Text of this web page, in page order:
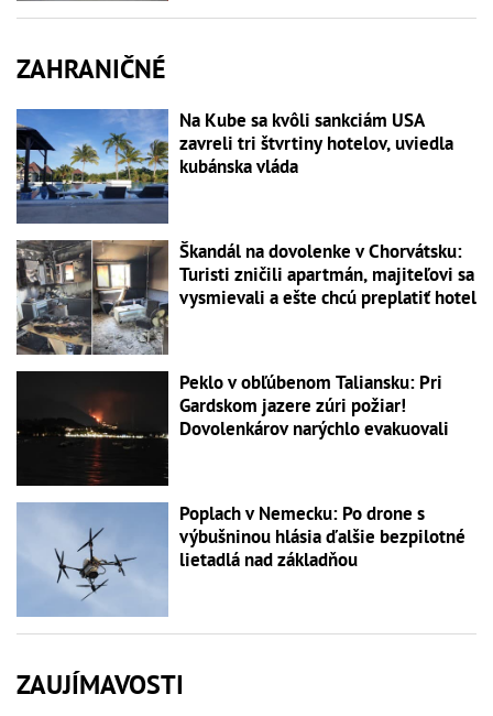
ZAHRANIČNÉ
Na Kube sa kvôli sankciám USA
zavreli tri štvrtiny hotelov, uviedla
kubánska vláda
Škandál na dovolenke v Chorvátsku:
Turisti zničili apartmán, majiteľovi sa
vysmievali a ešte chcú preplatiť hotel
Peklo v obľúbenom Taliansku: Pri
Gardskom jazere zúri požiar!
Dovolenkárov narýchlo evakuovali
Poplach v Nemecku: Po drone s
výbušninou hlásia ďalšie bezpilotné
lietadlá nad základňou
ZAUJÍMAVOSTI